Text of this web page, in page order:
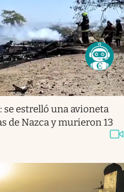
se estrelló una avioneta
de Nazca y murieron 13